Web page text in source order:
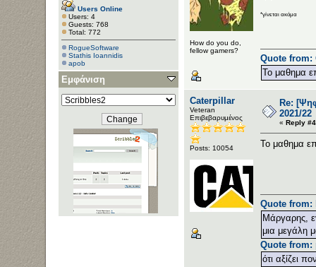
Users Online
Users: 4
Guests: 768
Total: 772
RogueSoftware
Stathis Ioannidis
apob
Εμφάνιση
How do you do,
fellow gamers?
*γίνεται ακόμα
Quote from:
Το μαθημα
Caterpillar
Veteran
Επιβεβαρυμένος
Posts: 10054
Re:
2021/22
« Reply
Το μαθημα
Quote from:
Μάργαρης,
μια μεγάλη
Quote from:
ότι αξίζει